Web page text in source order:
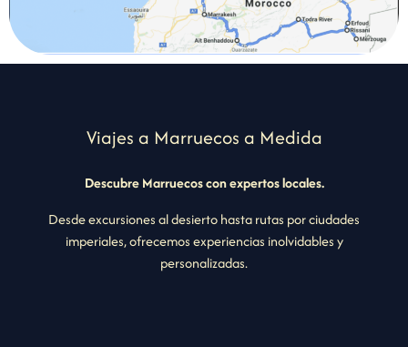
Viajes a Marruecos a Medida
Descubre Marruecos con expertos locales.
Desde excursiones al desierto hasta rutas por ciudades
imperiales, ofrecemos experiencias inolvidables y
personalizadas.